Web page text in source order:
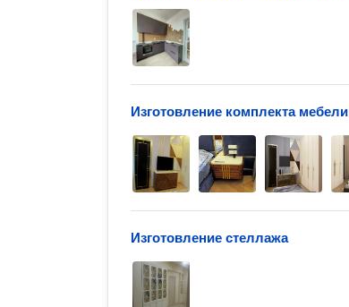
Изготовление комплекта мебели
Изготовление стеллажа